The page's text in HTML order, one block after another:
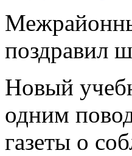
поздравил
Новый
одним
газеты о